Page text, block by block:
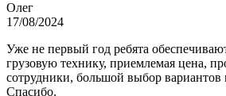
Олег
17/08/2024
Уже не первый год ребята
грузовую технику, приемлемая цена,
сотрудники, большой выбор вариантов
Спасибо.